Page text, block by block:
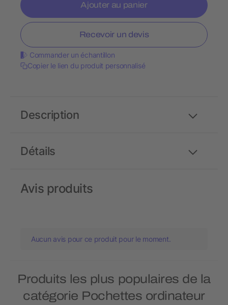
Ajouter au panier
Recevoir un devis
Commander un échantillon
Copier le lien du produit personnalisé
Détails
Description
Avis produits
Aucun avis pour ce produit pour le moment.
Produits les plus populaires de la
catégorie Pochettes ordinateur